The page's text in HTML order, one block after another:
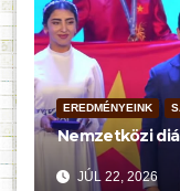
EREDMÉNYEINK
Nemzetközi
JÚL 22, 2026